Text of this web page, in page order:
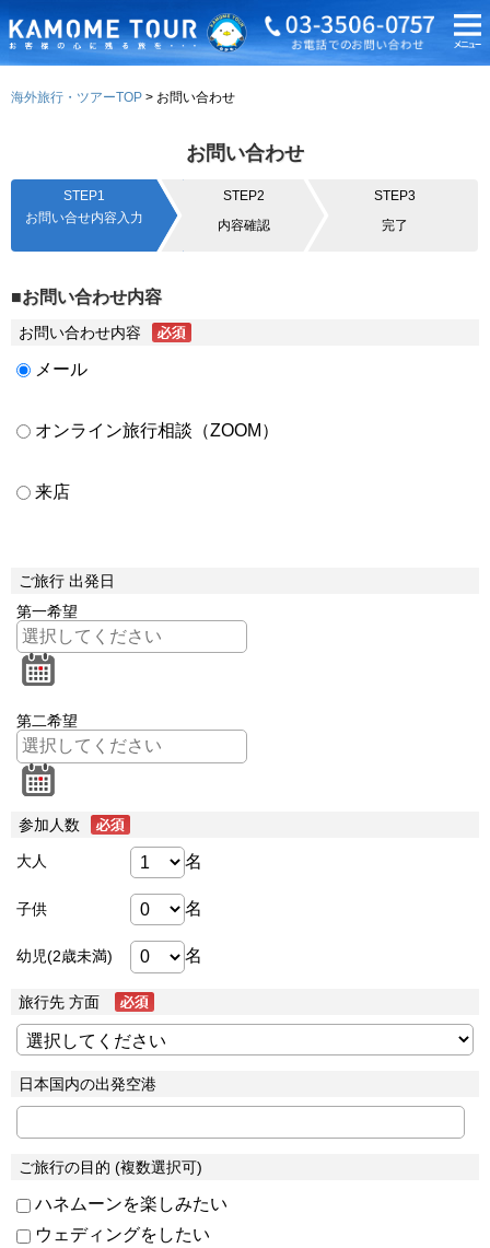
海外旅行・ツアーTOP お問い合わせ
お問い合わせ
STEP1
お問い合せ内容入力
STEP2
内容確認
STEP3
完了
■お問い合わせ内容
お問い合わせ内容
メール
オンライン旅行相談（ZOOM）
来店
ご旅行 出発日
第一希望
第二希望
参加人数
大人 名
子供 名
幼児(2歳未満) 名
旅行先 方面
日本国内の出発空港
ご旅行の目的 (複数選択可)
ハネムーンを楽しみたい
ウェディングをしたい